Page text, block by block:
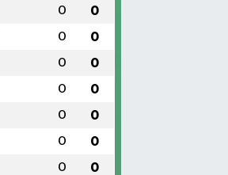
0 0
0 0
0 0
0 0
0 0
0 0
0 0